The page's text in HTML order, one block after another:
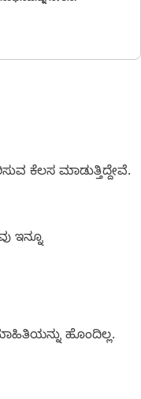
ಕೆಲಸ ಮಾಡುತ್ತಿದ್ದೇವೆ.
ಇನ್ನೂ
ಹೊಂದಿಲ್ಲ.